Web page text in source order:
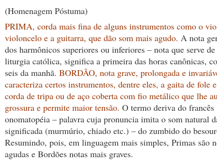
(Homenagem Póstuma)
PRIMA, corda mais fina de alguns instrumentos como o
violoncelo e a guitarra, que dão som mais agudo. A nota
dos harmônicos superiores ou inferiores – nota que serve
liturgia católica, significa a primeira das horas canônicas,
seis da manhã. BORDÃO, nota grave, prolongada e
caracteriza certos instrumentos, dentre eles, a gaita de fole
corda de tripa ou de aço coberta com fio metálico que lhe
grossura e permite maior tensão. O termo deriva do francês
onomatopéia – palavra cuja pronuncia imita o som natural
significada (murmúrio, chiado etc.) – do zumbido do
Resumindo, pois, em linguagem mais simples, Primas são
agudas e Bordões notas mais graves.